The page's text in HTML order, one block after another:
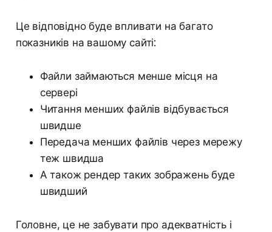
Це відповідно буде впливати на багато
показників на вашому сайті:
Файли займаються менше місця на
сервері
Читання менших файлів відбувається
швидше
Передача менших файлів через мережу
теж швидша
А також рендер таких зображень буде
швидший
Головне, це не забувати про адекватність і